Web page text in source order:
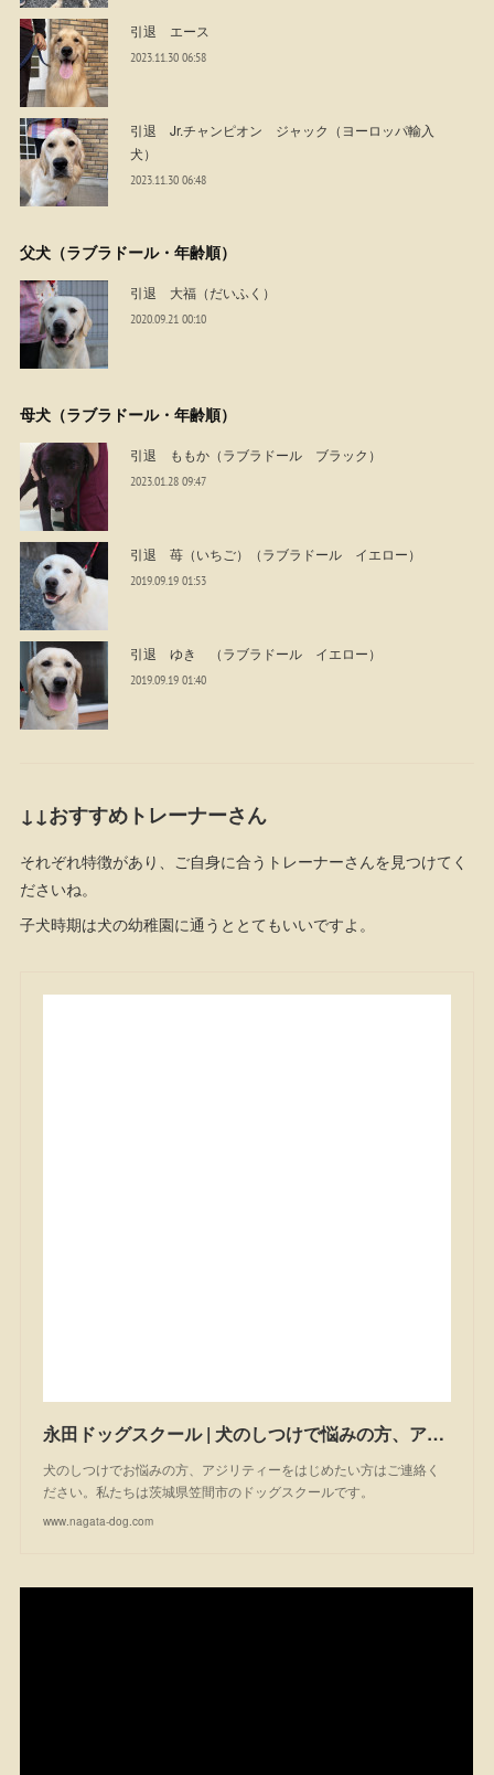
引退 エース
2023.11.30 06:58
引退 Jr.チャンピオン ジャック（ヨーロッパ輸入
犬）
2023.11.30 06:48
父犬（ラブラドール・年齢順）
引退 大福（だいふく）
2020.09.21 00:10
母犬（ラブラドール・年齢順）
引退 ももか（ラブラドール ブラック）
2023.01.28 09:47
引退 苺（いちご）（ラブラドール イエロー）
2019.09.19 01:53
引退 ゆき （ラブラドール イエロー）
2019.09.19 01:40
↓↓おすすめトレーナーさん
それぞれ特徴があり、ご自身に合うトレーナーさんを見つけてく
ださいね。
子犬時期は犬の幼稚園に通うととてもいいですよ。
永田ドッグスクール | 犬のしつけで悩みの方、アジリティーを始めたい方は一度ご相談ください。私たちは茨城県笠間市のドッグスクールです。
犬のしつけでお悩みの方、アジリティーをはじめたい方はご連絡く
ださい。私たちは茨城県笠間市のドッグスクールです。
www.nagata-dog.com